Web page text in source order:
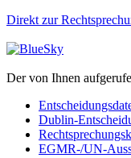
Direkt zur
Der von Ihnen
Dublin-
EGMR-/UN-